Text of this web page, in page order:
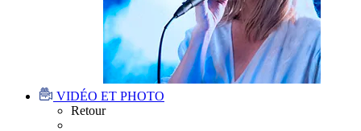
VIDÉO ET PHOTO
Retour